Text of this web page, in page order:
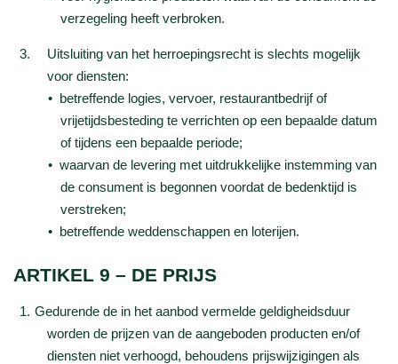
verzegeling heeft verbroken.
Uitsluiting van het herroepingsrecht is slechts mogelijk
voor diensten:
betreffende logies, vervoer, restaurantbedrijf of
vrijetijdsbesteding te verrichten op een bepaalde datum
of tijdens een bepaalde periode;
waarvan de levering met uitdrukkelijke instemming van
de consument is begonnen voordat de bedenktijd is
verstreken;
betreffende weddenschappen en loterijen.
ARTIKEL 9 – DE PRIJS
Gedurende de in het aanbod vermelde geldigheidsduur
worden de prijzen van de aangeboden producten en/of
diensten niet verhoogd, behoudens prijswijzigingen als